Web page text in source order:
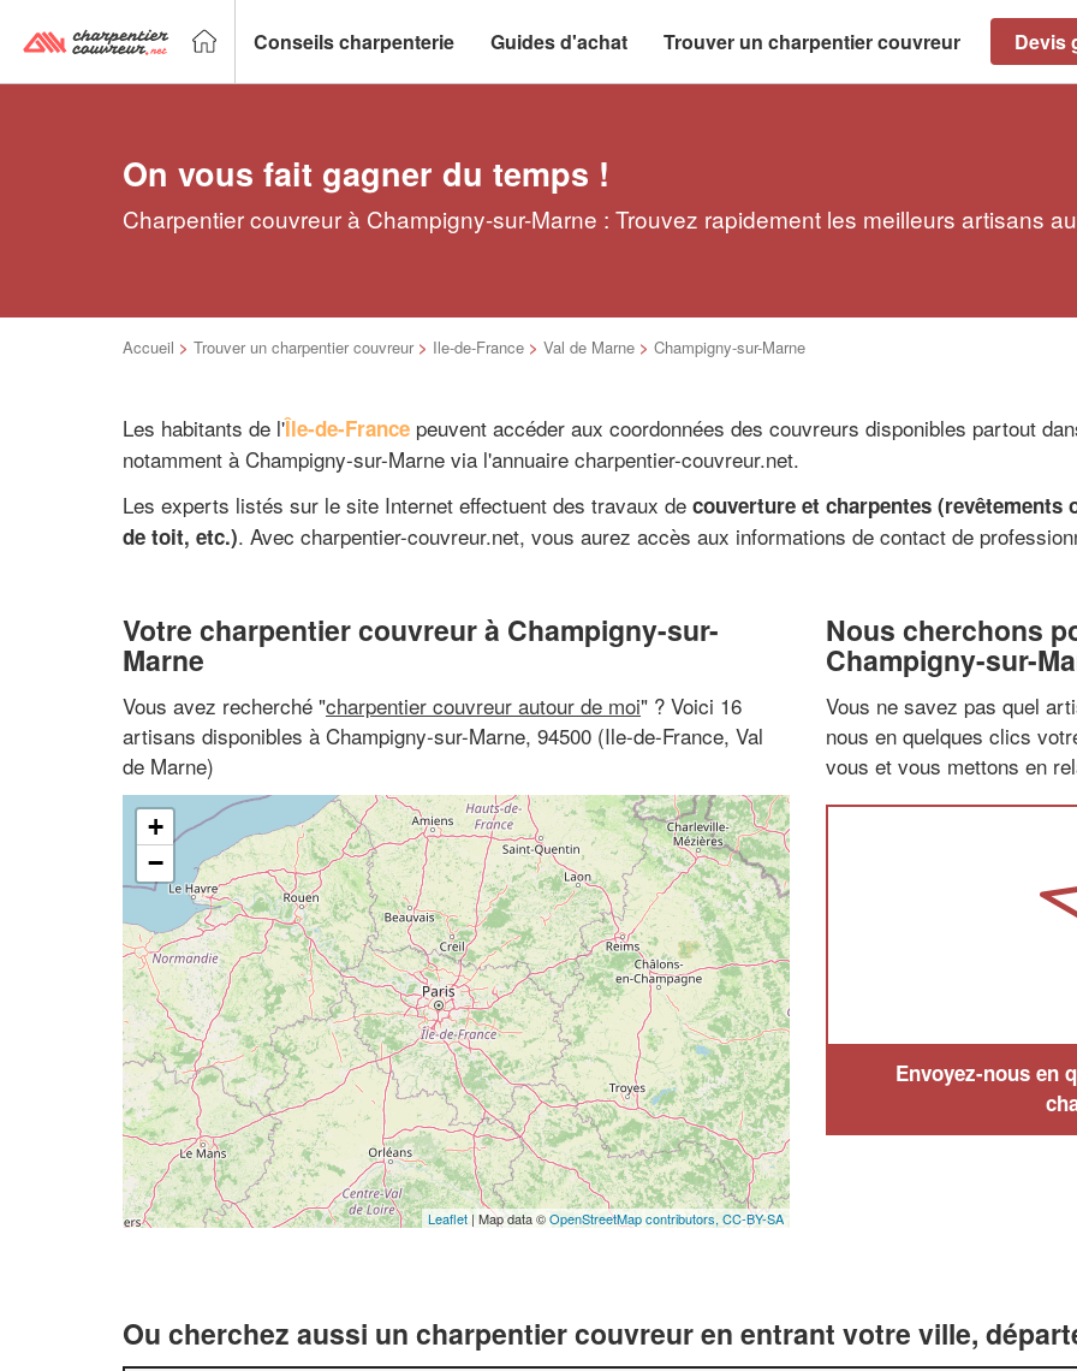
Conseils charpenterie Guides d'achat Trouver un charpentier couvreur Devis
On vous fait gagner du temps !
Charpentier couvreur à Champigny-sur-Marne : Trouvez rapidement les meilleurs artisans
Accueil > Trouver un charpentier couvreur > Ile-de-France > Val de Marne > Champigny-sur-Marne
Les habitants de l'Île-de-France peuvent accéder aux coordonnées des couvreurs disponibles partout
notamment à Champigny-sur-Marne via l'annuaire charpentier-couvreur.net.
Les experts listés sur le site Internet effectuent des travaux de couverture et charpentes
de toit, etc.). Avec charpentier-couvreur.net, vous aurez accès aux informations de contact de
Votre charpentier couvreur à Champigny-sur-
Marne
Vous avez recherché "charpentier couvreur autour de moi" ? Voici 16
artisans disponibles à Champigny-sur-Marne, 94500 (Ile-de-France, Val
de Marne)
+
−
Leaflet | Map data ©OpenStreetMap contributors, CC-BY-SA
Nous cherchons
Champigny-sur-
Vous ne savez pas quel
nous en quelques clics
vous et vous mettons en
Envoyez-nous en
Ou cherchez aussi un charpentier couvreur en entrant votre ville,